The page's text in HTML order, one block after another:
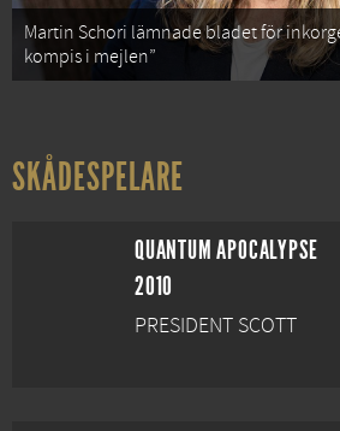
Martin Schori lämnade bladet för
kompis i mejlen”
SKÅDESPELARE
QUANTUM APOCALYPSE
2010
PRESIDENT SCOTT